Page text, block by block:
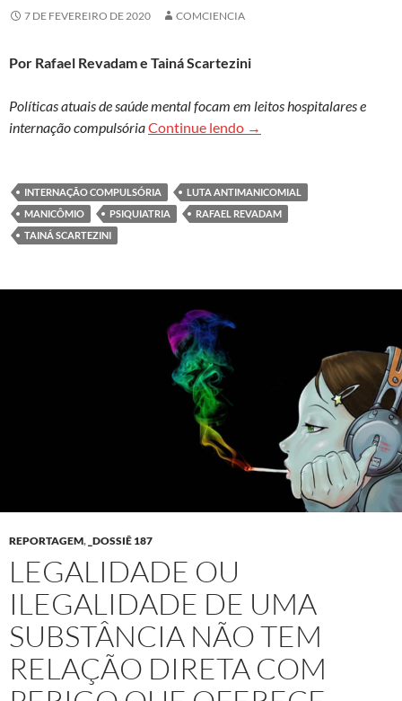
7 DE FEVEREIRO DE 2020 COMCIENCIA
Por Rafael Revadam e Tainá Scartezini
Políticas atuais de saúde mental focam em leitos hospitalares e
internação compulsóriaContinue lendo 50 anos em 5: como o
→
INTERNAÇÃO COMPULSÓRIA
LUTA ANTIMANICOMIAL
MANICÔMIO
PSIQUIATRIA
RAFAEL REVADAM
TAINÁ SCARTEZINI
REPORTAGEM, _DOSSIÊ 187
LEGALIDADE OU
ILEGALIDADE DE UMA
SUBSTÂNCIA NÃO TEM
RELAÇÃO DIRETA COM